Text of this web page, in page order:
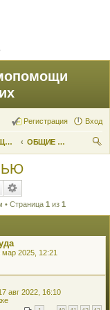
Вход
Регистрация
ЖИЛИЩНЫЕ ВОПРОСЫ
ОБЩИЕ ПРОБЛЕМЫ ПО ЖИЛЬЮ
• Страница 1 из 1
мар 2025, 12:21
авг 2022, 16:10